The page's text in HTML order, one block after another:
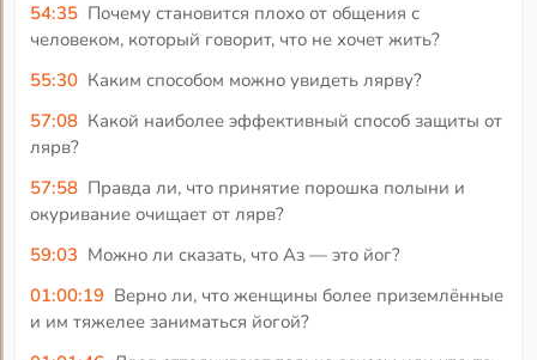
54:35 Почему становится плохо от общения с
человеком, который говорит, что не хочет жить?
55:30 Каким способом можно увидеть лярву?
57:08 Какой наиболее эффективный способ защиты от
лярв?
57:58 Правда ли, что принятие порошка полыни и
окуривание очищает от лярв?
59:03 Можно ли сказать, что Аз — это йог?
01:00:19 Верно ли, что женщины более приземлённые
и им тяжелее заниматься йогой?